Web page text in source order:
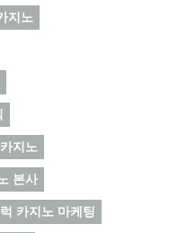
지노
지노
본사
카지노 마케팅